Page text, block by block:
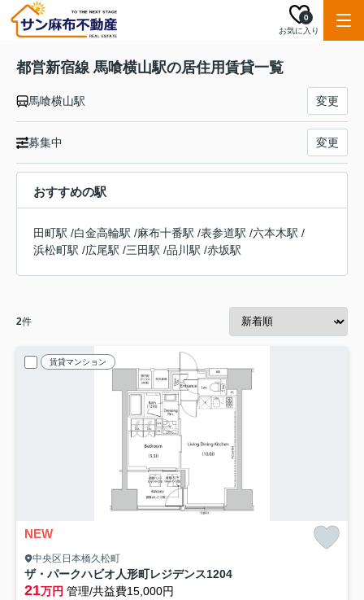
お気に入り
0
都営新宿線 馬喰横山駅の居住用賃貸一覧
馬喰横山駅 変更
募集中 変更
おすすめの駅
田町駅 /白金高輪駅 /麻布十番駅 /表参道駅 /六本木駅 /
浜松町駅 /広尾駅 /三田駅 /品川駅 /赤坂駅
2件
賃貸マンション
NEW
中央区日本橋久松町
ザ・パークハビオ人形町レジデンス1204
21万円 管理/共益費15,000円